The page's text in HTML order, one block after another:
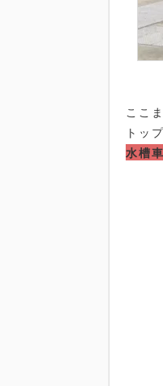
ここ
トッ
水槽